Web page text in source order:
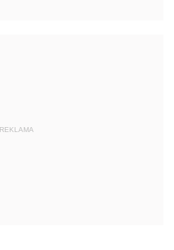
REKLAMA